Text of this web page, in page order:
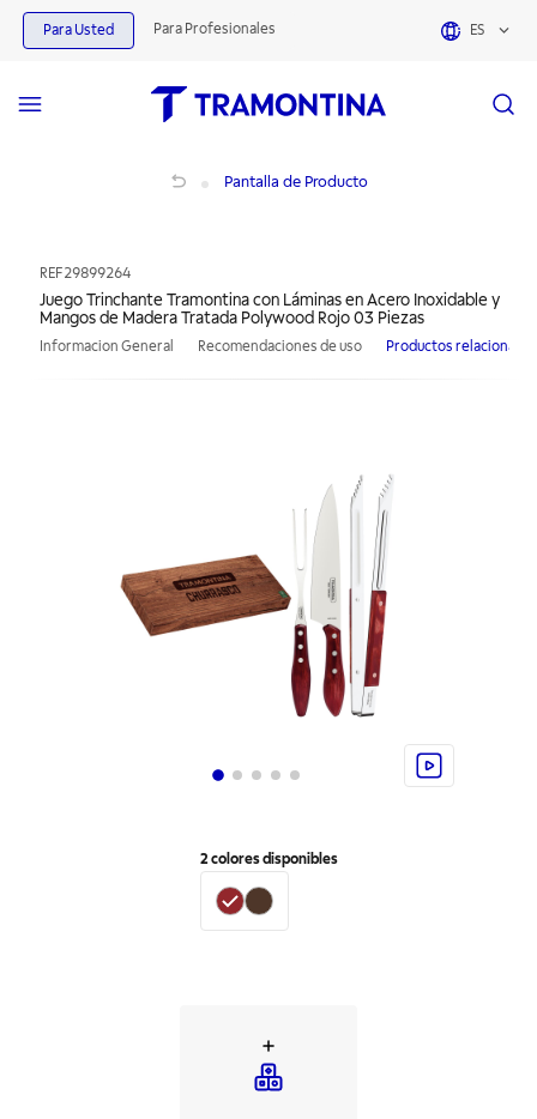
Para Usted Para Profesionales ES
Pantalla de Producto
REF29899264
Juego Trinchante Tramontina con Láminas en Acero Inoxidable y
Mangos de Madera Tratada Polywood Rojo 03 Piezas
Informacion General Recomendaciones de uso Productos
2colores disponibles